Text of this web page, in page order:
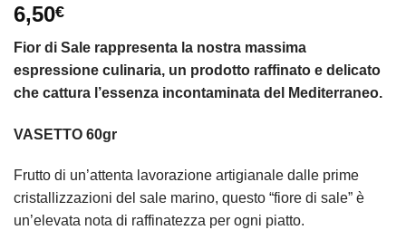
6,50€
Fior di Sale rappresenta la nostra massima
espressione culinaria, un prodotto raffinato e delicato
che cattura l’essenza incontaminata del Mediterraneo.
VASETTO 60gr
Frutto di un’attenta lavorazione artigianale dalle prime
cristallizzazioni del sale marino, questo “fiore di sale” è
un’elevata nota di raffinatezza per ogni piatto.